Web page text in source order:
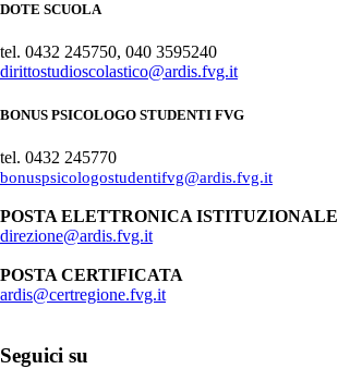
DOTE SCUOLA
tel. 0432 245750, 040 3595240
dirittostudioscolastico@ardis.fvg.it
BONUS PSICOLOGO STUDENTI FVG
tel. 0432 245770
bonuspsicologostudentifvg@ardis.fvg.it
POSTA ELETTRONICA ISTITUZIONALE
direzione@ardis.fvg.it
POSTA CERTIFICATA
ardis@certregione.fvg.it
Seguici su